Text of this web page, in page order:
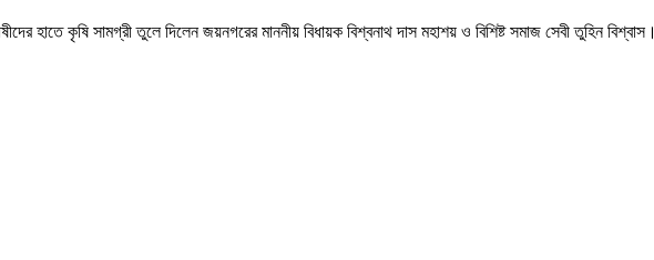
হাতে কৃষি সামগ্রী তুলে দিলেন জয়নগরের মাননীয় বিধায়ক বিশ্বনাথ দাস মহাশয় ও বিশিষ্ট সমাজ সেবী তুহিন বিশ্বাস।